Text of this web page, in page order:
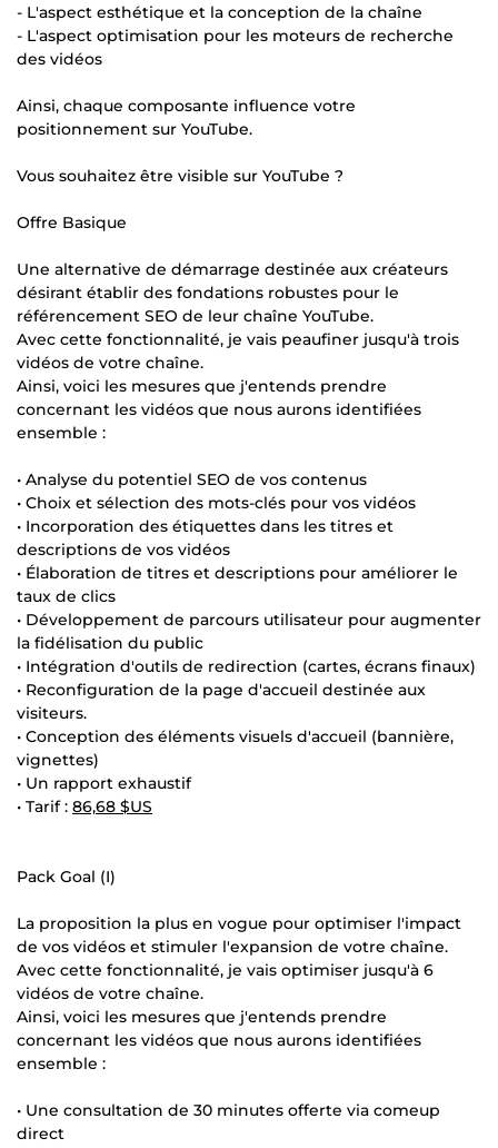
- L'aspect esthétique et la conception de la chaîne
- L'aspect optimisation pour les moteurs de recherche
des vidéos
Ainsi, chaque composante influence votre
positionnement sur YouTube.
Vous souhaitez être visible sur YouTube ?
Offre Basique
Une alternative de démarrage destinée aux créateurs
désirant établir des fondations robustes pour le
référencement SEO de leur chaîne YouTube.
Avec cette fonctionnalité, je vais peaufiner jusqu'à trois
vidéos de votre chaîne.
Ainsi, voici les mesures que j'entends prendre
concernant les vidéos que nous aurons identifiées
ensemble :
• Analyse du potentiel SEO de vos contenus
• Choix et sélection des mots-clés pour vos vidéos
• Incorporation des étiquettes dans les titres et
descriptions de vos vidéos
• Élaboration de titres et descriptions pour améliorer le
taux de clics
• Développement de parcours utilisateur pour augmenter
la fidélisation du public
• Intégration d'outils de redirection (cartes, écrans finaux)
• Reconfiguration de la page d'accueil destinée aux
visiteurs.
• Conception des éléments visuels d'accueil (bannière,
vignettes)
• Un rapport exhaustif
• Tarif : 86,68 $US
Pack Goal (I)
La proposition la plus en vogue pour optimiser l'impact
de vos vidéos et stimuler l'expansion de votre chaîne.
Avec cette fonctionnalité, je vais optimiser jusqu'à 6
vidéos de votre chaîne.
Ainsi, voici les mesures que j'entends prendre
concernant les vidéos que nous aurons identifiées
ensemble :
• Une consultation de 30 minutes offerte via comeup
direct